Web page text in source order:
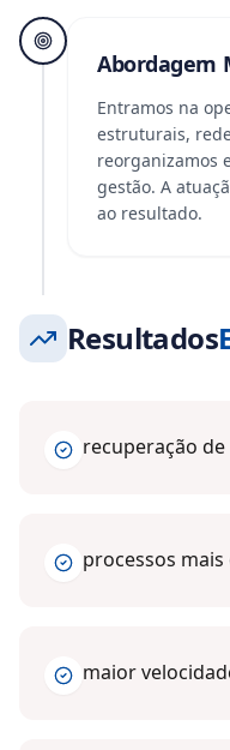
Abordagem
Entramos na
estruturais,
reorganizamos
gestão. A
ao resultado.
Resultados
recuperação
processos
maior